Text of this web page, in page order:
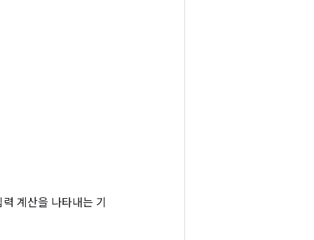
계산을 나타내는 기